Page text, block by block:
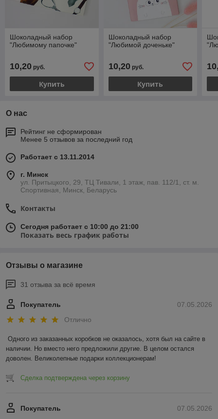
Шоколадный набор
"Любимому папочке"
10,20 руб.
Купить
Шоколадный набор
"Любимой доченьке"
10,20руб.
Купить
О нас
Рейтинг не сформирован
Менее 5 отзывов за последний год
Работает с 13.11.2014
г. Минск
ул. Притыцкого, 29, ТЦ Тивали, 1 этаж, пав. 112/1, ст. м.
Спортивная, Минск, Беларусь
Контакты
Сегодня работает с 10:00 до 21:00
Показать весь график работы
Отзывы о магазине
31 отзыва за всё время
07.05.2026
Покупатель
Отлично
Одного из заказанных коробков не оказалось, хотя был на сайте в
наличии. Но вместо него предложили другие. В целом остался
доволен. Великолепные подарки коллекционерам!
Сделка подтверждена через корзину
07.05.2026
Покупатель